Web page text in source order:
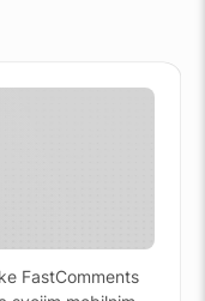
FastComments